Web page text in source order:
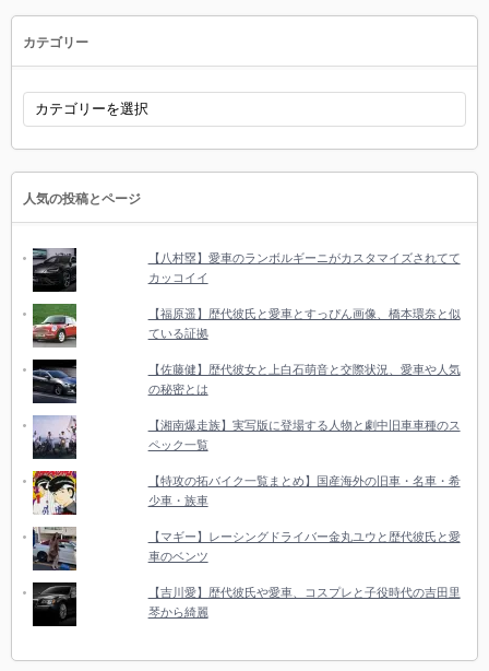
カテゴリー
カ
ゴ
リ
人気の投稿とページ
【八村塁】愛車のランボルギーニがカスタマイズされてて
カッコイイ
【福原遥】歴代彼氏と愛車とすっぴん画像、橋本環奈と似
ている証拠
【佐藤健】歴代彼女と上白石萌音と交際状況、愛車や人気
の秘密とは
【湘南爆走族】実写版に登場する人物と劇中旧車車種のス
ペック一覧
【特攻の拓バイク一覧まとめ】国産海外の旧車・名車・希
少車・族車
【マギー】レーシングドライバー金丸ユウと歴代彼氏と愛
車のベンツ
【吉川愛】歴代彼氏や愛車、コスプレと子役時代の吉田里
琴から綺麗